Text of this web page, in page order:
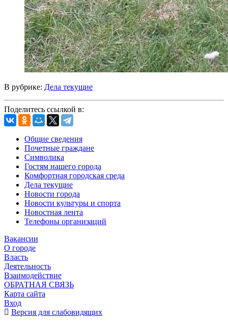
В рубрике: Дела текущие
Поделитесь ссылкой в:
Общие сведения
Почетные граждане
Символика
Гостям нашего города
Комфортная городская среда
Дела текущие
Новости города
Новости культуры и спорта
Новостная лента
Телефоны организаций
Вакансии
О городе
Власть
Деятельность
Взаимодействие
ОБРАТНАЯ СВЯЗЬ
Карта сайта
Вход
Версия для слабовидящих